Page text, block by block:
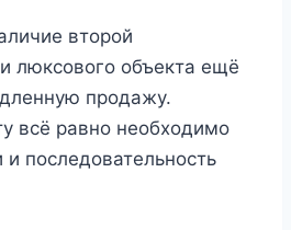
второй
люксового объекта ещё
продажу.
всё равно необходимо
последовательность